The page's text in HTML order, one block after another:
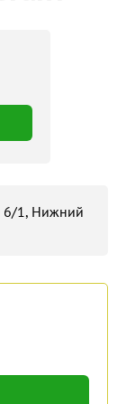
6/1, Нижний